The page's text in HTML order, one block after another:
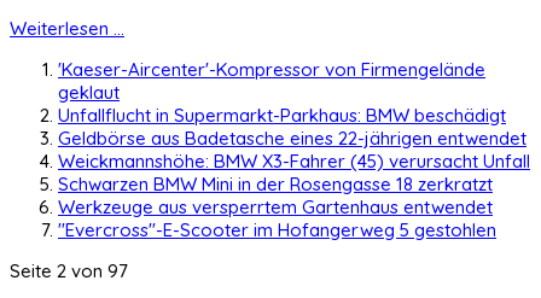
Weiterlesen ...
'Kaeser-Aircenter'-Kompressor von Firmengelände
geklaut
Unfallflucht in Supermarkt-Parkhaus: BMW beschädigt
Geldbörse aus Badetasche eines 22-jährigen entwendet
Weickmannshöhe: BMW X3-Fahrer (45) verursacht Unfall
Schwarzen BMW Mini in der Rosengasse 18 zerkratzt
Werkzeuge aus versperrtem Gartenhaus entwendet
"Evercross"-E-Scooter im Hofangerweg 5 gestohlen
Seite 2 von 97